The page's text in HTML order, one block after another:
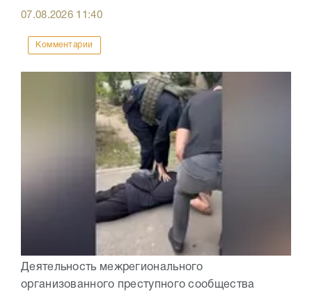
07.08.2026 11:40
Комментарии
Деятельность межрегионального
организованного преступного сообщества